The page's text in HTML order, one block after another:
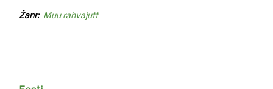
Žanr Muu rahvajutt